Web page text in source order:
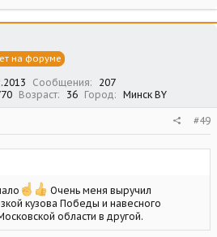
на форуме
Сообщения
207
Возраст 36 Город Минск BY
#49
Очень меня выручил
кузова Победы и навесного
области в другой.